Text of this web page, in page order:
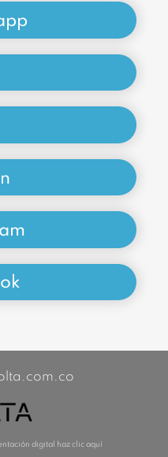
digital haz clic aquí